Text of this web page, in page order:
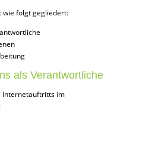
wie folgt gegliedert:
als Verantwortliche
Internetauftritts im